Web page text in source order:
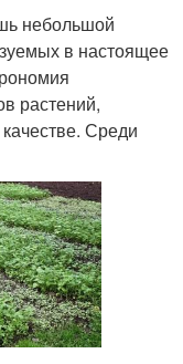
небольшой
в настоящее
растений,
Среди